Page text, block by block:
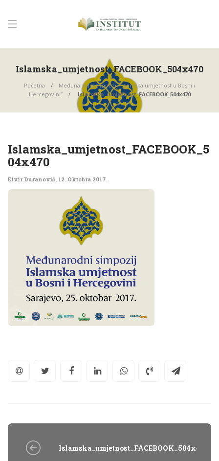
Islamska_umjetnost_FACEBOOK_504x470
Početna
Međunarodni simpozij “Islamska umjetnost u Bosni i
Hercegovini”
Islamska_umjetnost_FACEBOOK_504x470
Islamska_umjetnost_FACEBOOK_5
04x470
Elvir Duranović, 12. Oktobra 2017.
Islamska_umjetnost_FACEBOOK_504x470